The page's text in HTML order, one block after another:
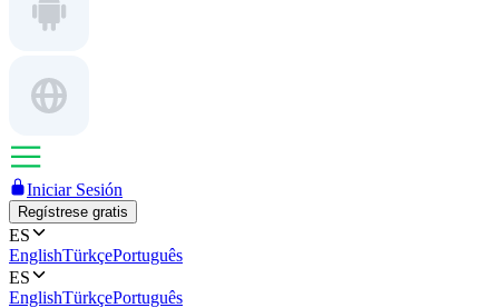
Iniciar Sesión
Regístrese gratis
ES
EnglishTürkçePortuguês
ES
EnglishTürkçePortuguês